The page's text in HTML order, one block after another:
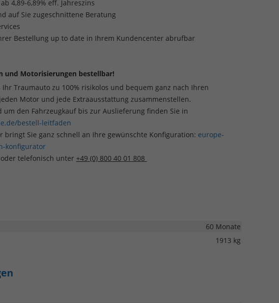
4,89-6,89% eff. Jahreszins
auf Sie zugeschnittene Beratung
Bestellung up to date in Ihrem Kundencenter abrufbar
und Motorisierungen bestellbar!
Traumauto zu 100% risikolos und bequem ganz nach Ihren
Motor und jede Extraausstattung zusammenstellen.
den Fahrzeugkauf bis zur Auslieferung finden Sie in
bestell-leitfaden
bringt Sie ganz schnell an Ihre gewünschte Konfiguration: europe-
konfigurator
telefonisch unter +49 (0) 800 40 01 808
60 Monate
1913 kg